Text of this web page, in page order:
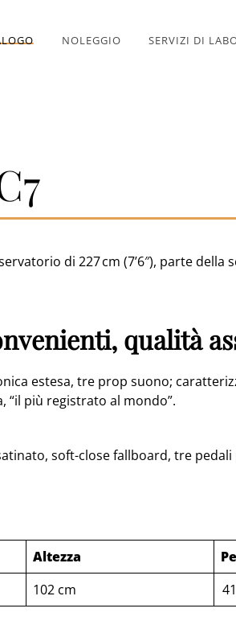
NOLEGGIO SERVIZI DI
di 227 cm (7’6″), parte della
qualità
estesa, tre prop suono;
“il più registrato al mondo”.
soft-close fallboard, tre
Altezza
102 cm